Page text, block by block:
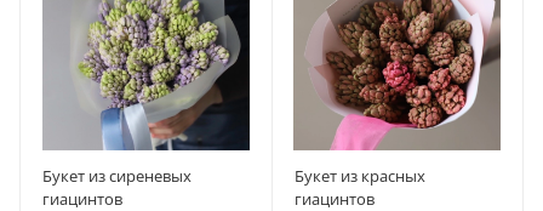
Букет из сиреневых
гиацинтов
Букет из красных
гиацинтов